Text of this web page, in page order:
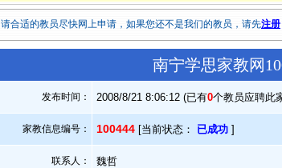
请合适的教员尽快网上申请，如果您还不是我们的教员，请先注册
南宁学思家教网
发布时间： 2008/8/21 8:06:12 (已有0个教员应聘此
家教信息编号：
100444 [当前状态： 已成功 ]
联系人： 魏哲